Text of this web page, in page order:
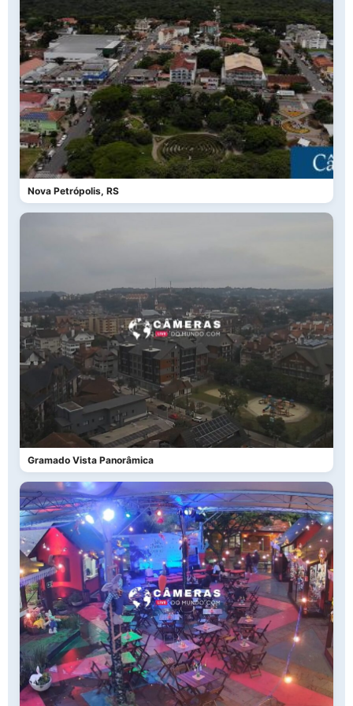
Nova Petrópolis, RS
Gramado Vista Panorâmica